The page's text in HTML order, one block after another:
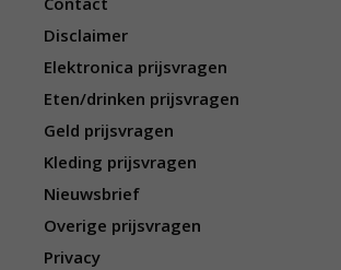
Disclaimer
Elektronica prijsvragen
Eten/drinken prijsvragen
Geld prijsvragen
Kleding prijsvragen
Nieuwsbrief
Overige prijsvragen
Privacy